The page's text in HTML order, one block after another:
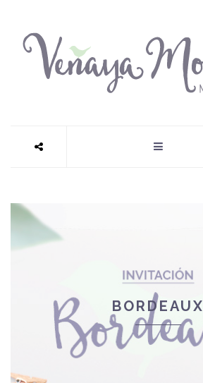
BORDEAUX